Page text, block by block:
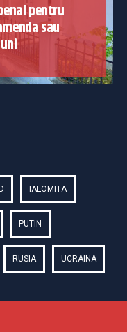
pentru
sau
IALOMITA
PUTIN
RUSIA UCRAINA